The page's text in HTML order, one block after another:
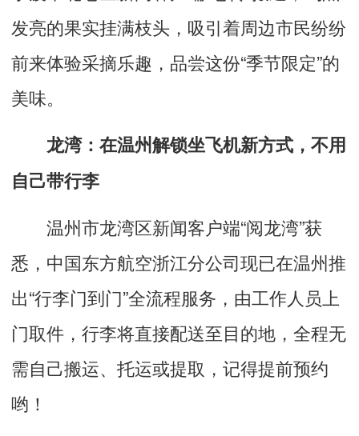
发亮的果实挂满枝头，吸引着周边市民纷纷
前来体验采摘乐趣，品尝这份“季节限定”的
美味。
龙湾：在温州解锁坐飞机新方式，不用
自己带行李
温州市龙湾区新闻客户端“阅龙湾”获
悉，中国东方航空浙江分公司现已在温州推
出“行李门到门”全流程服务，由工作人员上
门取件，行李将直接配送至目的地，全程无
需自己搬运、托运或提取，记得提前预约
哟！